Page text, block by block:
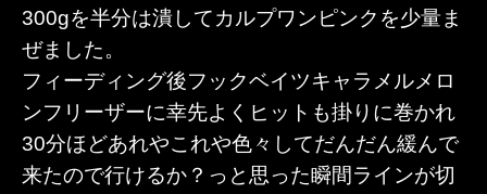
300gを半分は潰してカルプワンピンクを少量ま
ぜました。
フィーディング後フックベイツキャラメルメロ
ンフリーザーに幸先よくヒットも掛りに巻かれ
30分ほどあれやこれや色々してだんだん緩んで
来たので行けるか？っと思った瞬間ラインが切